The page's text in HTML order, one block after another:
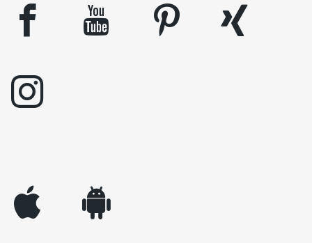
facebook youtube pinterest
xing
instagram
appleinc android